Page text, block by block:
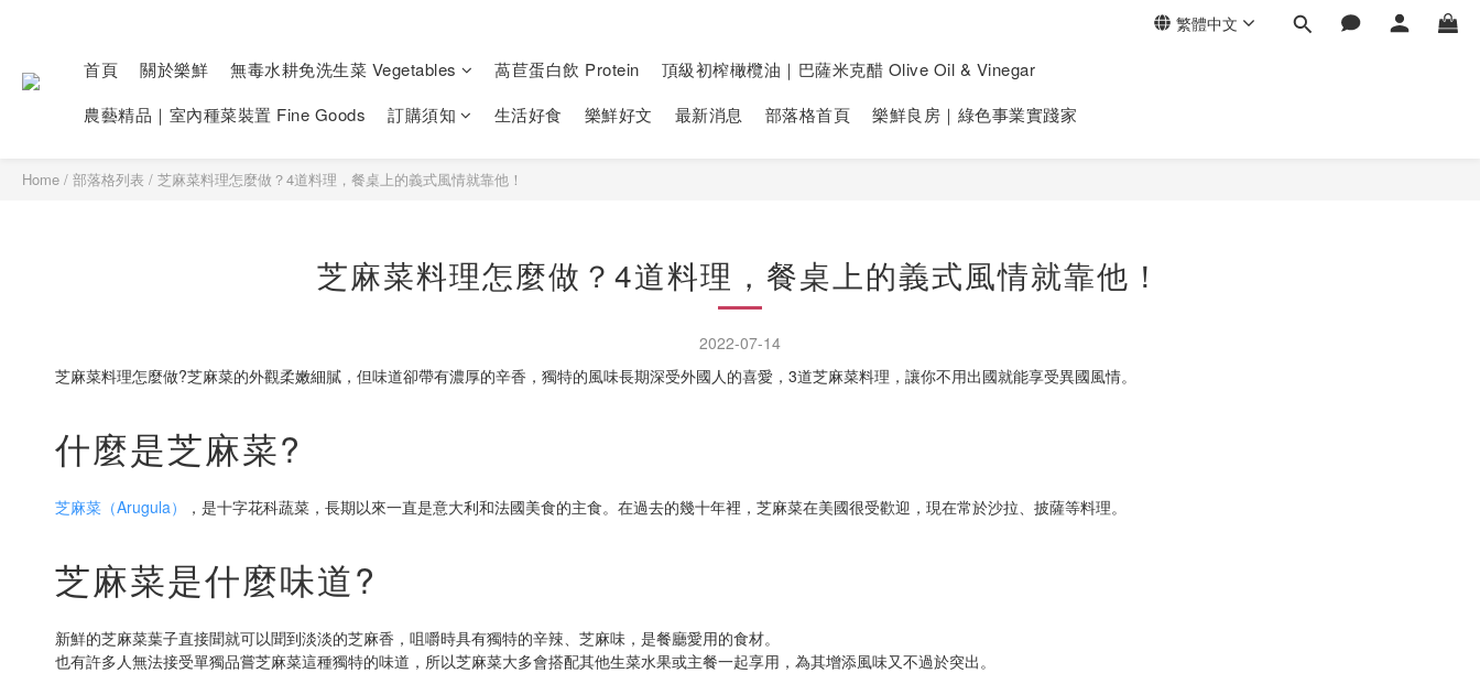
繁體中文
首頁 關於樂鮮 無毒水耕免洗生菜 Vegetables 萵苣蛋白飲 Protein
頂級初榨橄欖油｜巴薩米克醋 Olive Oil & Vinegar
農藝精品｜室內種菜裝置 Fine Goods
訂購須知 生活好食 樂鮮好文 最新消息 部落格首頁 樂鮮良房｜綠色事業實踐家
Home / 部落格列表 / 芝麻菜料理怎麼做？4道料理，餐桌上的義式風情就靠他！
芝麻菜料理怎麼做？4道料理，餐桌上的義式風情就靠他！
2022-07-14
芝麻菜料理怎麼做?芝麻菜的外觀柔嫩細膩，但味道卻帶有濃厚的辛香，獨特的風味長期深受外國人的喜愛，3道芝麻菜料理，讓你不用出國就能享受異國風情。
什麼是芝麻菜?
芝麻菜（Arugula） ，是十字花科蔬菜，長期以來一直是意大利和法國美食的主食。在過去的幾十年裡，芝麻菜在美國很受歡迎，現在常於沙拉、披薩等料理。
芝麻菜是什麼味道?
新鮮的芝麻菜葉子直接聞就可以聞到淡淡的芝麻香，咀嚼時具有獨特的辛辣、芝麻味，是餐廳愛用的食材。
也有許多人無法接受單獨品嘗芝麻菜這種獨特的味道，所以芝麻菜大多會搭配其他生菜水果或主餐一起享用，為其增添風味又不過於突出。